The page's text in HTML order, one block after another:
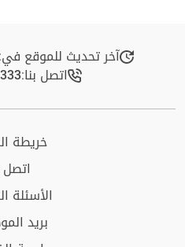
آخر تحديث للموقع في:
اتصل بنا:
خريطة
اتصل
الأسئلة
بريد